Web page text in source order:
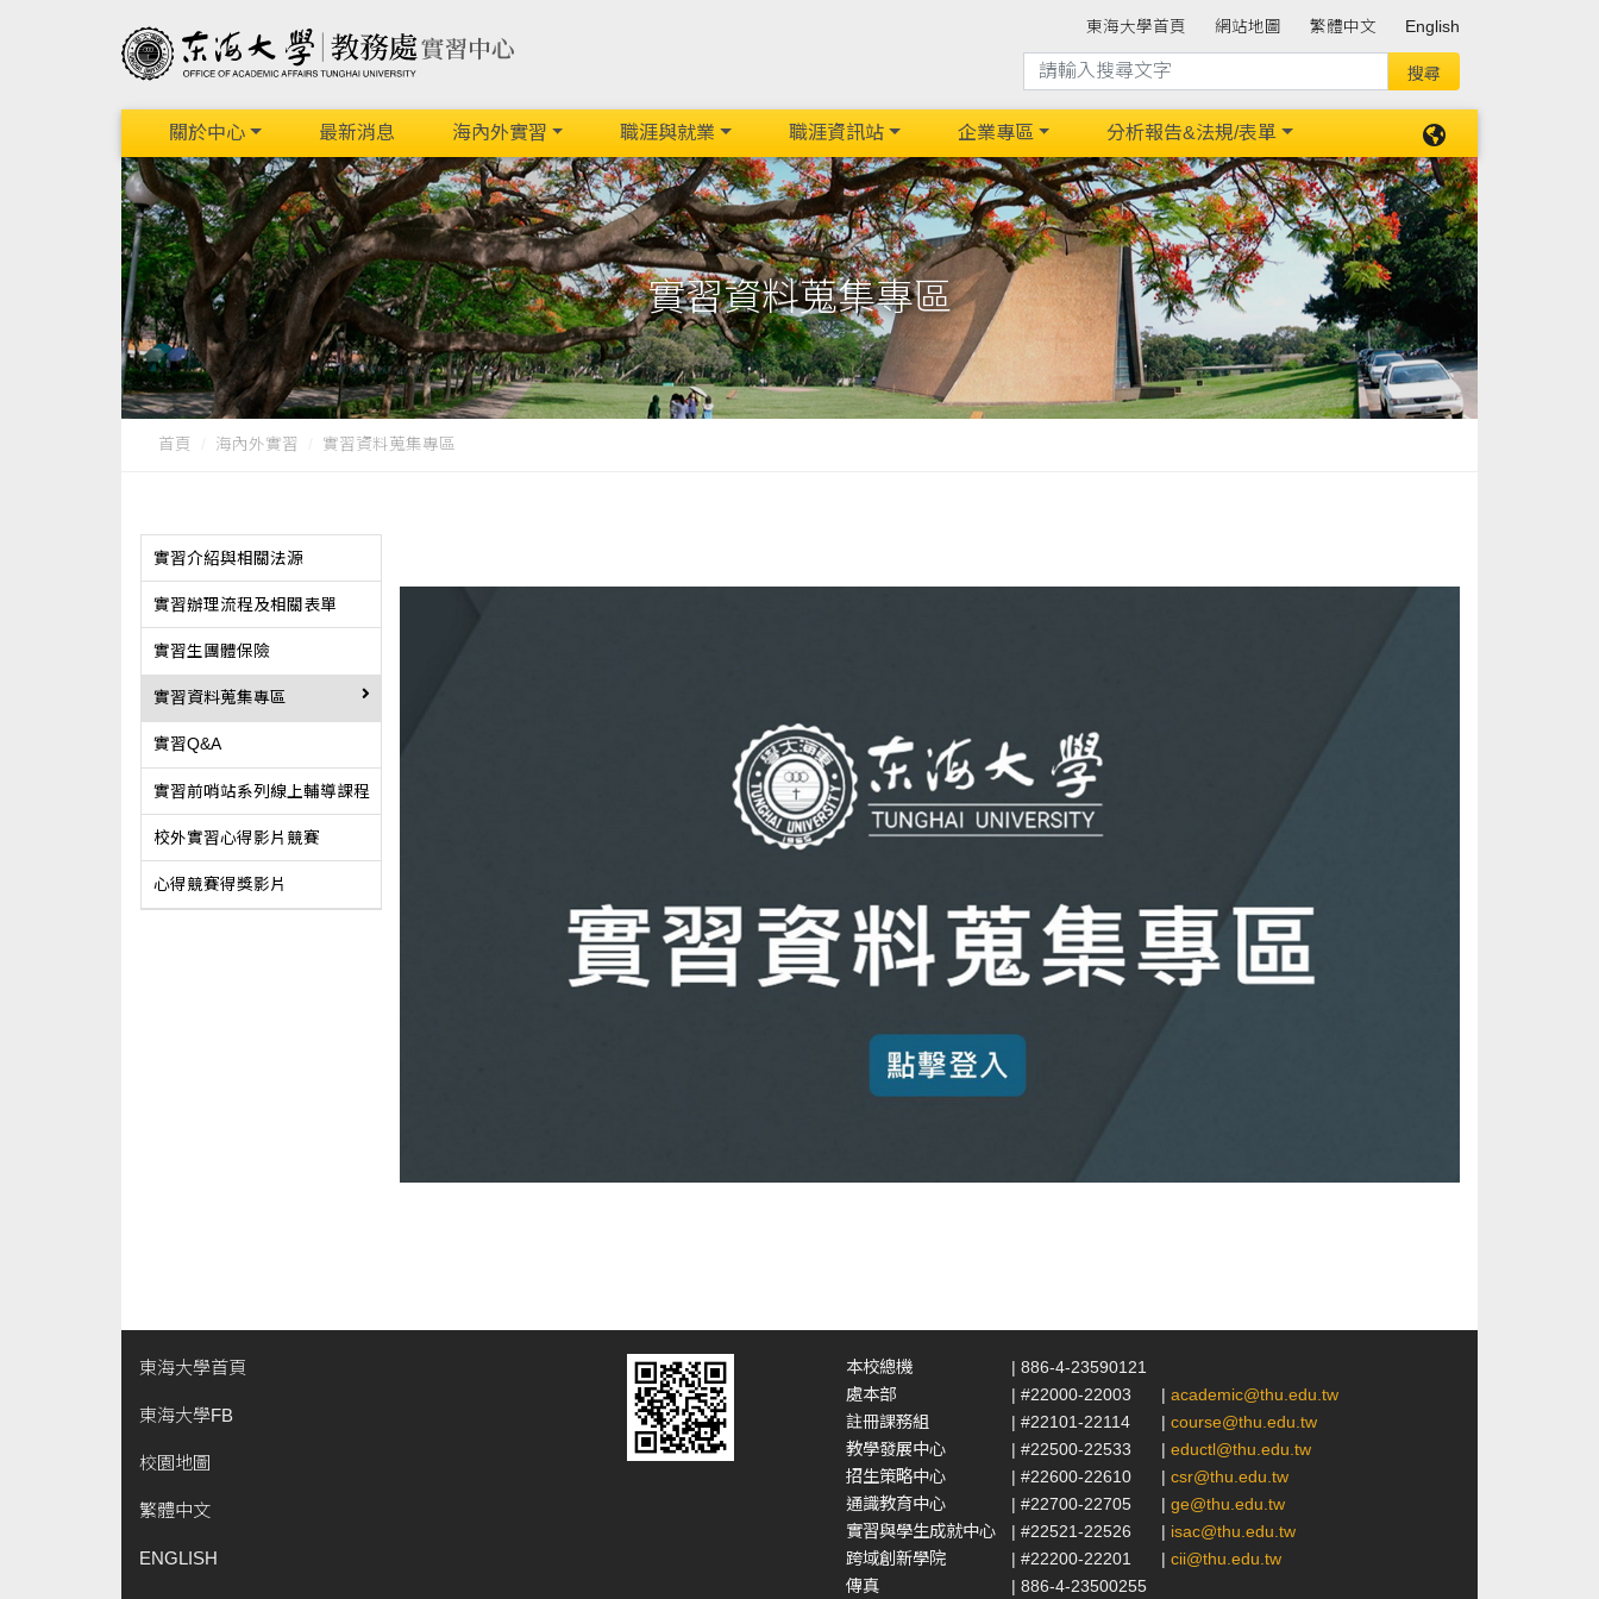
東海大學首頁 網站地圖 繁體中文 English
關於中心 最新消息 海內外實習 職涯與就業 職涯資訊站 企業專區 分析報告&法規/表單
實習資料蒐集專區
首頁 海內外實習 實習資料蒐集專區
實習介紹與相關法源
實習辦理流程及相關表單
實習生團體保險
實習資料蒐集專區
實習Q&A
實習前哨站系列線上輔導課程
校外實習心得影片競賽
心得競賽得獎影片
東海大學首頁
東海大學FB
校園地圖
繁體中文
ENGLISH
本校總機
| 886-4-23590121
處本部
| #22000-22003 | academic@thu.edu.tw
註冊課務組
| #22101-22114 | course@thu.edu.tw
教學發展中心
| #22500-22533 | eductl@thu.edu.tw
招生策略中心
| #22600-22610 | csr@thu.edu.tw
通識教育中心
| #22700-22705 | ge@thu.edu.tw
實習與學生成就中心
| #22521-22526 | isac@thu.edu.tw
跨域創新學院
| #22200-22201 | cii@thu.edu.tw
傳真
| 886-4-23500255